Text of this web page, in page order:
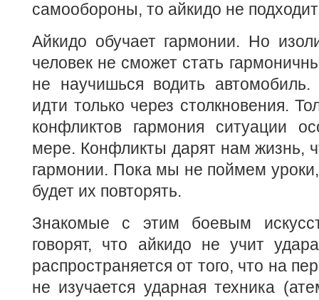
самообороны, то айкидо не
Айкидо обучает гармонии. Но
человек не сможет стать
не научишься водить
идти только через столкновения.
конфликтов гармония ситуации
мере. Конфликты дарят нам жизнь,
гармонии. Пока мы не поймем
будет их повторять.
Знакомые с этим боевым
говорят, что айкидо не учит
распространяется от того, что на
не изучается ударная техника